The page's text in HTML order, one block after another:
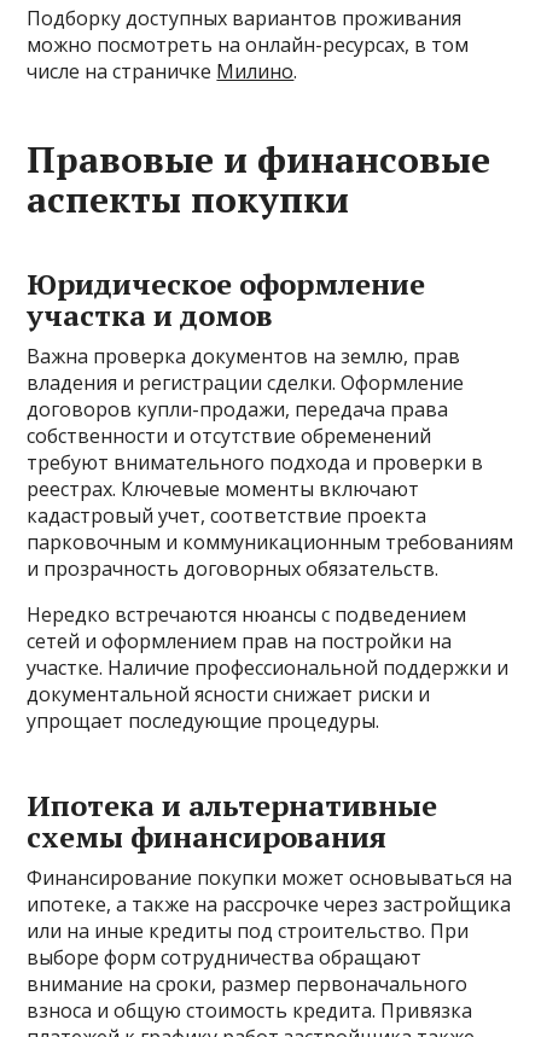
Подборку доступных вариантов проживания
можно посмотреть на онлайн-ресурсах, в том
числе на страничке Милино.
Правовые и финансовые
аспекты покупки
Юридическое оформление
участка и домов
Важна проверка документов на землю, прав
владения и регистрации сделки. Оформление
договоров купли-продажи, передача права
собственности и отсутствие обременений
требуют внимательного подхода и проверки в
реестрах. Ключевые моменты включают
кадастровый учет, соответствие проекта
парковочным и коммуникационным требованиям
и прозрачность договорных обязательств.
Нередко встречаются нюансы с подведением
сетей и оформлением прав на постройки на
участке. Наличие профессиональной поддержки и
документальной ясности снижает риски и
упрощает последующие процедуры.
Ипотека и альтернативные
схемы финансирования
Финансирование покупки может основываться на
ипотеке, а также на рассрочке через застройщика
или на иные кредиты под строительство. При
выборе форм сотрудничества обращают
внимание на сроки, размер первоначального
взноса и общую стоимость кредита. Привязка